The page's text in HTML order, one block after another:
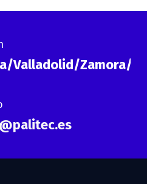
Valladolid/Zamora/